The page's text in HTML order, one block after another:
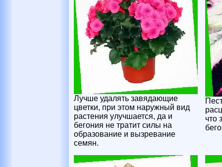
Лучше удалять завядающие
цветки, при этом наружный вид
растения улучшается, да и
бегония не тратит силы на
образование и вызревание
семян.
что